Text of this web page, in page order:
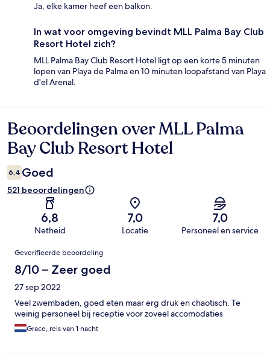
Ja, elke kamer heef een balkon.
In wat voor omgeving bevindt MLL Palma Bay Club
Resort Hotel zich?
MLL Palma Bay Club Resort Hotel ligt op een korte 5 minuten
lopen van Playa de Palma en 10 minuten loopafstand van Playa
d'el Arenal.
Beoordelingen
Beoordelingen over MLL Palma
Bay Club Resort Hotel
6,4 Goed
521 beoordelingen
6,8
Netheid
7,0
Locatie
7,0
Personeel en service
Beoordelingen
Geverifieerde beoordeling
8/10 – Zeer goed
27 sep 2022
Veel zwembaden, goed eten maar erg druk en chaotisch. Te
weinig personeel bij receptie voor zoveel accomodaties
Grace, reis van 1 nacht